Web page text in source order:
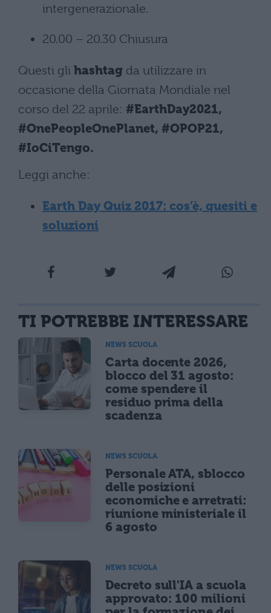
intergenerazionale.
20.00 – 20.30 Chiusura
Questi gli hashtag da utilizzare in
occasione della Giornata Mondiale nel
corso del 22 aprile: #EarthDay2021,
#OnePeopleOnePlanet, #OPOP21,
#IoCiTengo.
Leggi anche:
Earth Day Quiz 2017: cos’è, quesiti e
soluzioni
TI POTREBBE INTERESSARE
NEWS SCUOLA
Carta docente 2026,
blocco del 31 agosto:
come spendere il
residuo prima della
scadenza
NEWS SCUOLA
Personale ATA, sblocco
delle posizioni
economiche e arretrati:
riunione ministeriale il
6 agosto
NEWS SCUOLA
Decreto sull'IA a scuola
approvato: 100 milioni